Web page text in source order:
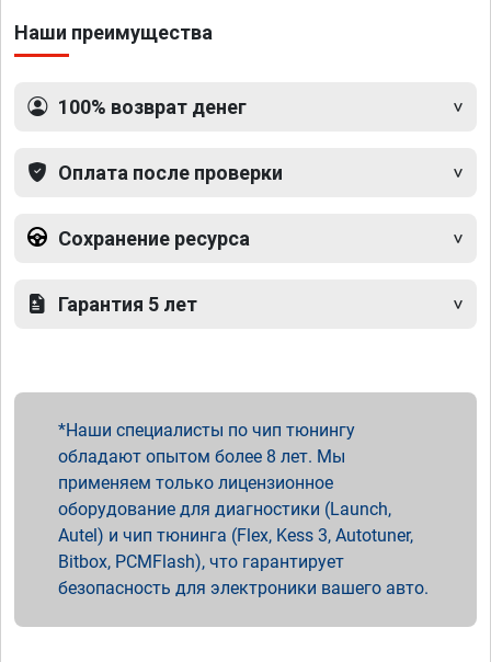
Наши преимущества
100% возврат денег
Оплата после проверки
Сохранение ресурса
Гарантия 5 лет
Наши специалисты по чип тюнингу
обладают опытом более 8 лет. Мы
применяем только лицензионное
оборудование для диагностики (Launch,
Autel) и чип тюнинга (Flex, Kess 3, Autotuner,
Bitbox, PCMFlash), что гарантирует
безопасность для электроники вашего авто.